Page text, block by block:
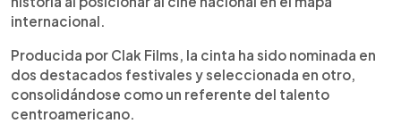
internacional.
Producida por Clak Films, la cinta ha sido nominada en
dos destacados festivales y seleccionada en otro,
consolidándose como un referente del talento
centroamericano.